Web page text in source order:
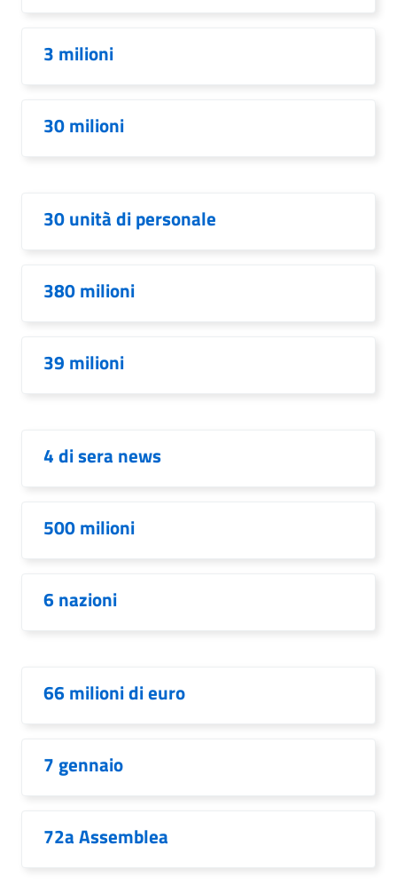
3 milioni
30 milioni
30 unità di personale
380 milioni
39 milioni
4 di sera news
500 milioni
6 nazioni
66 milioni di euro
7 gennaio
72a Assemblea